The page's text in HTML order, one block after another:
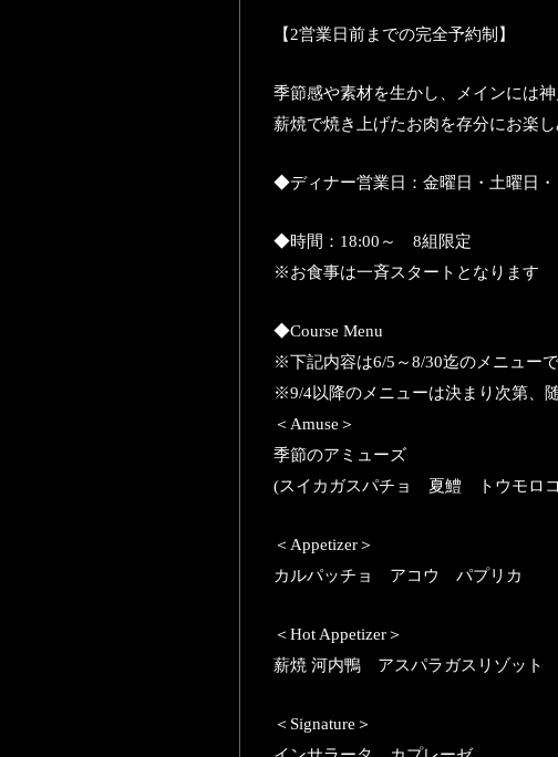
【2営業日前までの完全予約制】
季節感や素材を生かし、メインには神
薪焼で焼き上げたお肉を存分にお楽し
◆ディナー営業日：金曜日・土曜日
◆時間：18:00～ 8組限定
※お食事は一斉スタートとなります
◆Course Menu
※下記内容は6/5～8/30迄のメニューで
※9/4以降のメニューは決まり次第、
＜Amuse＞
季節のアミューズ
(スイカガスパチョ 夏鱧 トウモロ
＜Appetizer＞
カルパッチョ アコウ パプリカ
＜Hot Appetizer＞
薪焼 河内鴨 アスパラガスリゾット
＜ Signature ＞